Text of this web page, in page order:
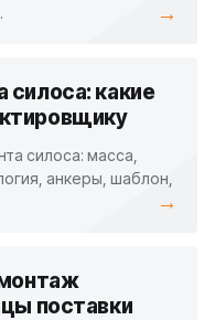
→
силоса: какие
силоса: масса,
анкеры, шаблон,
→
поставки